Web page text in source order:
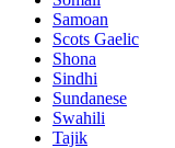
Samoan
Scots Gaelic
Shona
Sindhi
Sundanese
Swahili
Tajik